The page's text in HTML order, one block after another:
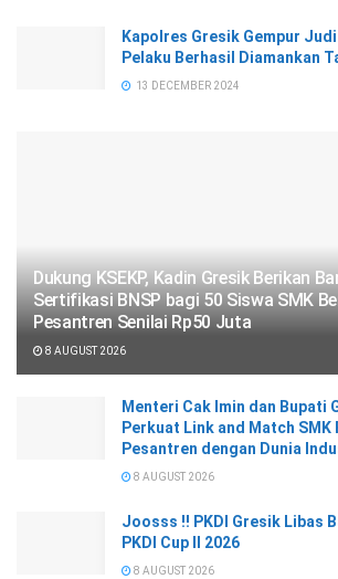
Kapolres Gresik Gempur
Pelaku Berhasil Diamankan
13 DECEMBER 2024
Dukung KSEKP, Kadin Gresik Berikan
Sertifikasi BNSP bagi 50 Siswa SMK
Pesantren Senilai Rp50 Juta
8 AUGUST 2026
Menteri Cak Imin dan Bupati
Perkuat Link and Match SMK
Pesantren dengan Dunia
8 AUGUST 2026
Joosss !! PKDI Gresik Libas
PKDI Cup II 2026
8 AUGUST 2026